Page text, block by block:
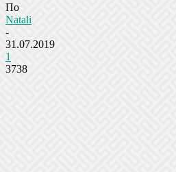
По
Natali
-
31.07.2019
1
3738